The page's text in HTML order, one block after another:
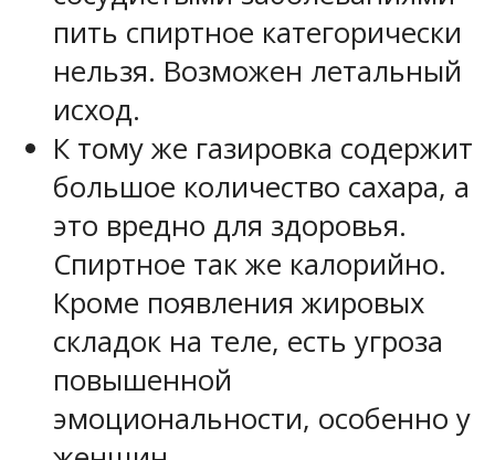
пить спиртное категорически
нельзя. Возможен летальный
исход.
К тому же газировка содержит
большое количество сахара, а
это вредно для здоровья.
Спиртное так же калорийно.
Кроме появления жировых
складок на теле, есть угроза
повышенной
эмоциональности, особенно у